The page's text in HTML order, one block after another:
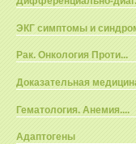
ЭКГ симптомы и
Рак. Онкология Проти...
Доказательная
Гематология. Анемия....
Адаптогены